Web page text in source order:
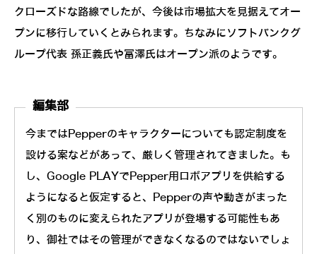
クローズドな路線でしたが、今後は市場拡大を見据えてオー
プンに移行していくとみられます。ちなみにソフトバンクグ
ループ代表 孫正義氏や冨澤氏はオープン派のようです。
編集部
今まではPepperのキャラクターについても認定制度を
設ける案などがあって、厳しく管理されてきました。も
し、Google PLAYでPepper用ロボアプリを供給する
ようになると仮定すると、Pepperの声や動きがまった
く別のものに変えられたアプリが登場する可能性もあ
り、御社ではその管理ができなくなるのではないでしょ